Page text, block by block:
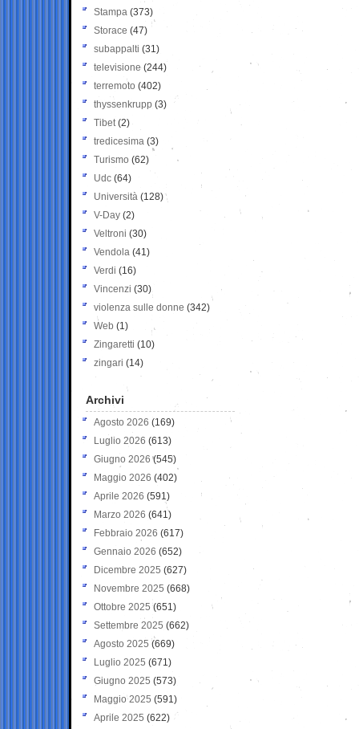
Stampa (373)
Storace (47)
subappalti (31)
televisione(244)
terremoto (402)
thyssenkrupp (3)
Tibet(2)
tredicesima (3)
Turismo (62)
Udc (64)
Università (128)
V-Day (2)
Veltroni (30)
Vendola (41)
Verdi (16)
Vincenzi (30)
violenza sulle donne (342)
Web (1)
Zingaretti (10)
zingari (14)
Archivi
Agosto 2026 (169)
Luglio 2026 (613)
Giugno 2026 (545)
Maggio 2026 (402)
Aprile 2026 (591)
Marzo 2026 (641)
Febbraio 2026 (617)
Gennaio 2026 (652)
Dicembre 2025 (627)
Novembre 2025 (668)
Ottobre 2025 (651)
Settembre 2025 (662)
Agosto 2025 (669)
Luglio 2025 (671)
Giugno 2025 (573)
Maggio 2025 (591)
Aprile 2025 (622)